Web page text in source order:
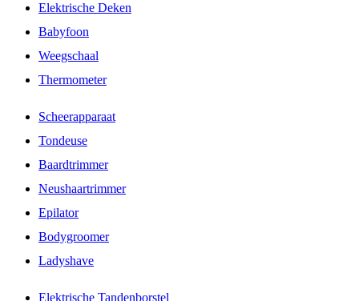
Elektrische Deken
Babyfoon
Weegschaal
Thermometer
Scheerapparaat
Tondeuse
Baardtrimmer
Neushaartrimmer
Epilator
Bodygroomer
Ladyshave
Elektrische Tandenborstel